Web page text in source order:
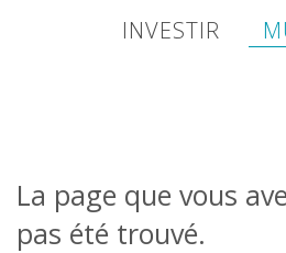
INVESTIR
La page que vous
pas été trouvé.